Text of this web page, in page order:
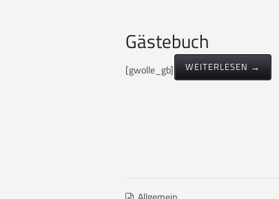
Gästebuch
[gwolle_gb] WEITERLESEN →